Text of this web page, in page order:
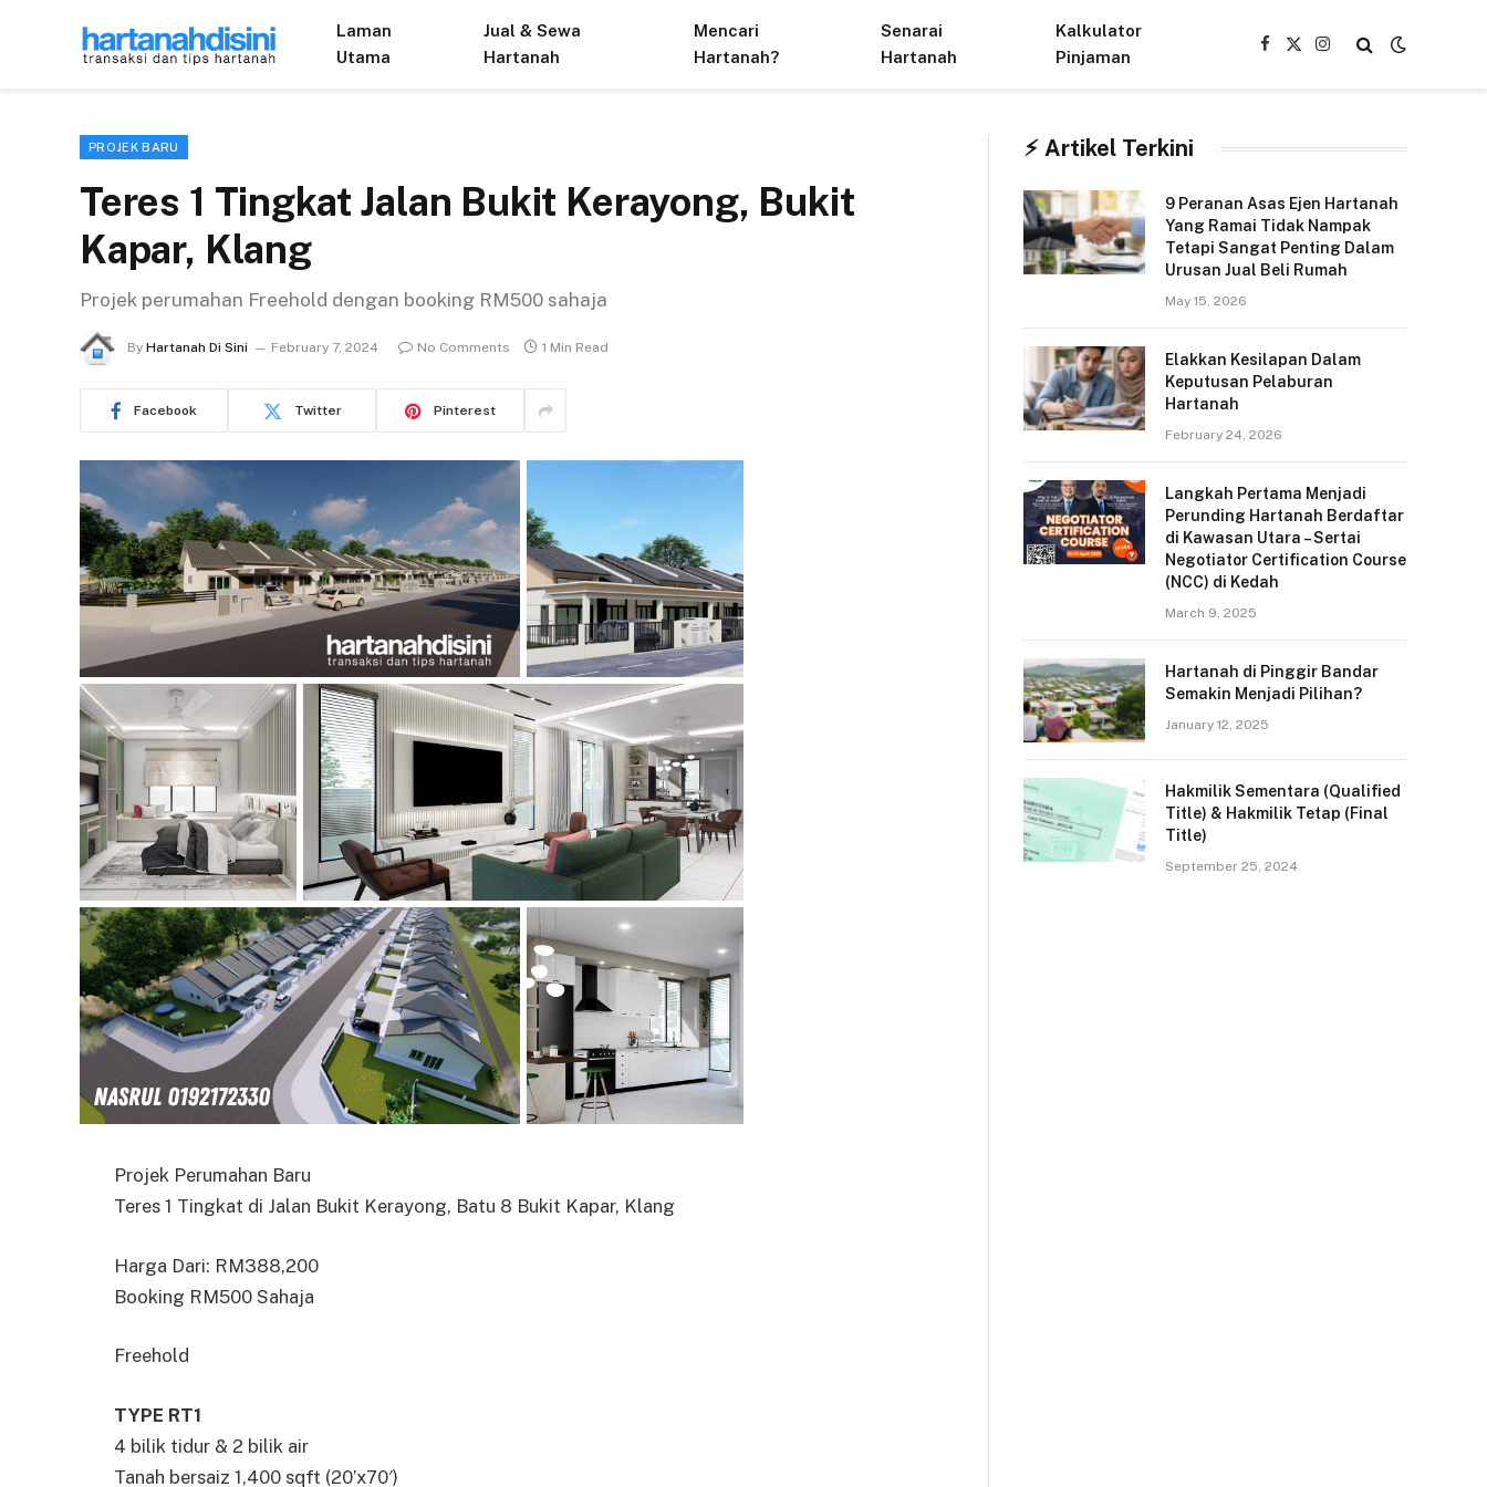
Laman
Utama
Jual & Sewa
Hartanah
Mencari
Hartanah?
Senarai
Hartanah
Kalkulator
Pinjaman
Facebook
X
Instagram
PROJEK BARU
Teres 1 Tingkat Jalan Bukit Kerayong, Bukit
Kapar, Klang
Projek perumahan Freehold dengan booking RM500 sahaja
By Hartanah Di Sini February 7, 2024 No Comments 1 Min Read
Facebook Twitter Pinterest
Projek Perumahan Baru
Teres 1 Tingkat di Jalan Bukit Kerayong, Batu 8 Bukit Kapar, Klang
Harga Dari: RM388,200
Booking RM500 Sahaja
Freehold
TYPE RT1
4 bilik tidur & 2 bilik air
Tanah bersaiz 1,400 sqft (20’x70′)
⚡︎ Artikel Terkini
9 Peranan Asas Ejen Hartanah
Yang Ramai Tidak Nampak
Tetapi Sangat Penting Dalam
Urusan Jual Beli Rumah
May 15, 2026
Elakkan Kesilapan Dalam
Keputusan Pelaburan
Hartanah
February 24, 2026
Langkah Pertama Menjadi
Perunding Hartanah Berdaftar
di Kawasan Utara – Sertai
Negotiator Certification Course
(NCC) di Kedah
March 9, 2025
Hartanah di Pinggir Bandar
Semakin Menjadi Pilihan?
January 12, 2025
Hakmilik Sementara (Qualified
Title) & Hakmilik Tetap (Final
Title)
September 25, 2024